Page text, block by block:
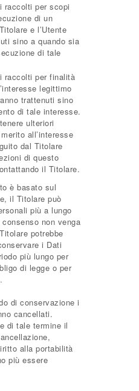
raccolti per scopi
di un
e l’Utente
sino a quando sia
di tale
raccolti per finalità
legittimo
trattenuti sino
di tale interesse.
ulteriori
all’interesse
dal Titolare
di questo
il Titolare.
è basato sul
il Titolare può
più a lungo
non venga
potrebbe
i Dati
più lungo per
di legge o per
di conservazione i
cancellati.
di tale termine il
alla portabilità
più essere